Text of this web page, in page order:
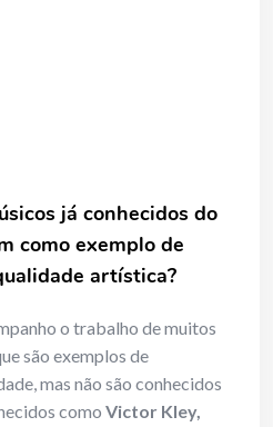
já conhecidos do
como exemplo de
artística?
o trabalho de muitos
são exemplos de
mas não são conhecidos
como Victor Kley,